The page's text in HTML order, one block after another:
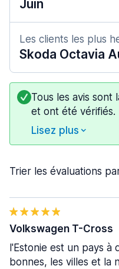
Juin
Les clients les plus
Skoda Octavia
Tous les avis sont
et ont été vérifiés.
Lisez plus
Trier les évaluations
Volkswagen T-Cross
l'Estonie est un pays
bonnes, les villes et la